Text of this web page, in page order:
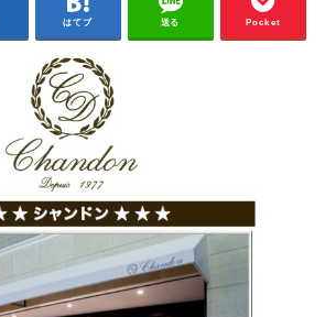
はてブ 送る Pocket